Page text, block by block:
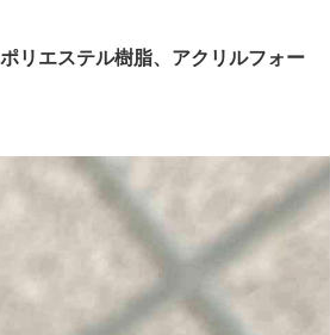
リエステル樹脂、アクリルフォー